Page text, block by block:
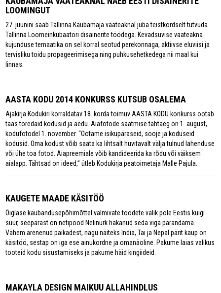
LOOMINGUT
27. juunini saab Tallinna Kaubamaja vaateaknal juba teistkordselt tutvuda
Tallinna Loomeinkubaatori disainerite töödega. Kevadsuvise vaateakna
kujunduse temaatika on sel korral seotud perekonnaga, aktiivse eluviisi ja
tervisliku toidu propageerimisega ning puhkusehetkedega nii maal kui
linnas.
AASTA KODU 2014 KONKURSS KUTSUB OSALEMA
Ajakirja Kodukiri korraldatav 18. korda toimuv AASTA KODU konkurss ootab
taas toredaid kodusid ja aedu. Aiafotode saatmise tähtaeg on 1. august,
kodufotodel 1. november. “Ootame isikupäraseid, sooje ja koduseid
kodusid. Oma kodust võib saata ka lihtsalt huvitavalt välja tulnud lahenduse
või ühe toa fotod. Aiapreemiale võib kandideerida ka rõdu või väiksem
aialapp. Tähtsad on ideed,” ütleb Kodukirja peatoimetaja Malle Pajula.
KAUGETE MAADE KÄSITÖÖ
Õiglase kaubandusepõhimõttel valmivate toodete valik pole Eestis kuigi
suur, seepärast on netipood Nelinurk hakanud seda viga parandama.
Vähem arenenud paikadest, nagu näiteks India, Tai ja Nepal pärit kaup on
käsitöö, sestap on iga ese ainukordne ja omanäoline. Pakume laias valikus
tooteid kodu sisustamiseks ja pakume häid kingiideid.
MAKAYLA DESIGN MAIKUU ALLAHINDLUS